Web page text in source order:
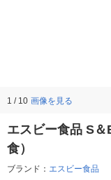
1 / 10 画像を見る
エスビー食品 S
食）
ブランド： エスビー食品